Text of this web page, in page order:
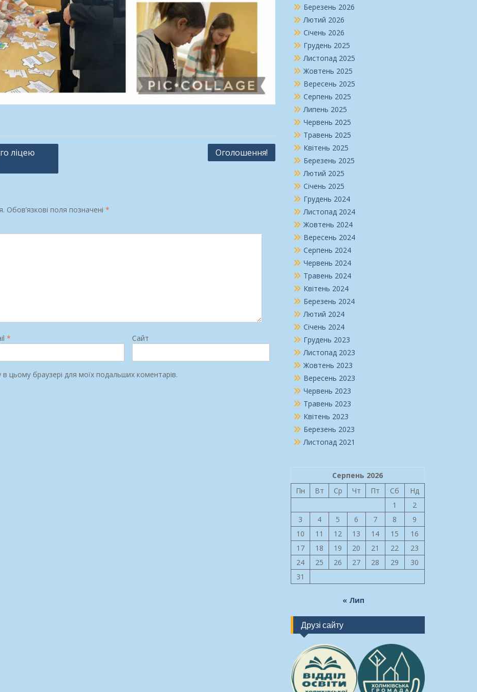
ліцею
Оголошення!
Обов’язкові поля позначені *
* Сайт
цьому браузері для моїх подальших коментарів.
Березень 2026
Лютий 2026
Січень 2026
Грудень 2025
Листопад 2025
Жовтень 2025
Вересень 2025
Серпень 2025
Липень 2025
Червень 2025
Травень 2025
Квітень 2025
Березень 2025
Лютий 2025
Січень 2025
Грудень 2024
Листопад 2024
Жовтень 2024
Вересень 2024
Серпень 2024
Червень 2024
Травень 2024
Квітень 2024
Березень 2024
Лютий 2024
Січень 2024
Грудень 2023
Листопад 2023
Жовтень 2023
Вересень 2023
Червень 2023
Травень 2023
Квітень 2023
Березень 2023
Листопад 2021
Серпень 2026
Пн
Вт Ср Чт Пт Сб
Нд
1
2
3
4 5 6 7 8
9
10
11 12 13 14 15
16
17
18 19 20 21 22
23
24
25 26 27 28 29
30
31
« Лип
Друзі сайту